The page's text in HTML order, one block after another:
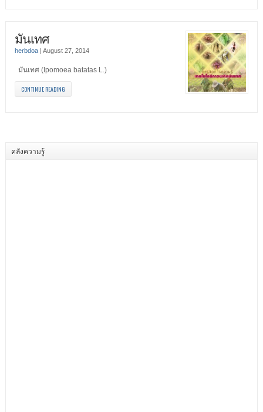
มันเทศ
herbdoa| August 27, 2014
มันเทศ (Ipomoea batatas L.)
CONTINUE READING
คลังความรู้